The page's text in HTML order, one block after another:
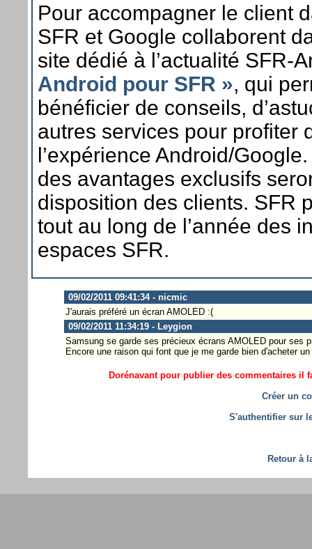
Pour accompagner le client
SFR et Google collaborent
site dédié à l’actualité SFR-
Android pour SFR », qui
bénéficier de conseils,
autres services pour profiter
l’expérience Android/
des avantages exclusifs
disposition des clients. SFR
tout au long de l’année des
espaces SFR.
09/02/2011 09:41:34 - nicmic
J'aurais préféré un écran AMOLED :(
09/02/2011 11:34:19 - Leygion
Samsung se garde ses précieux écrans AMOLED pour ses
Encore une raison qui font que je me garde bien d'acheter
Dorénavant pour publier des commentaires il
Créer un
S'authentifier sur
Retour à